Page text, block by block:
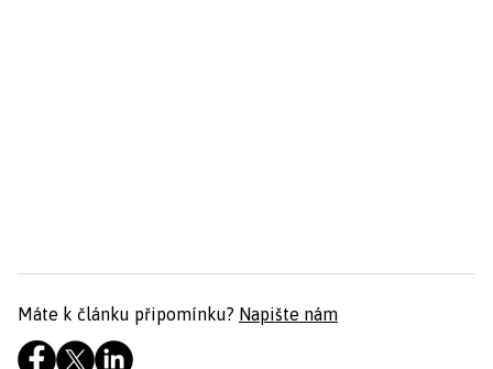
Máte k článku připomínku? Napište nám